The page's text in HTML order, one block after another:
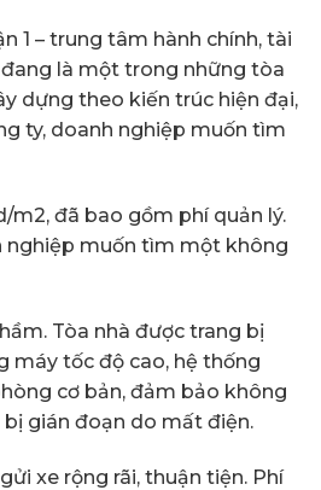
1 – trung tâm hành chính, tài
là một trong những tòa
dựng theo kiến trúc hiện đại,
ty, doanh nghiệp muốn tìm
m2, đã bao gồm phí quản lý.
nghiệp muốn tìm một không
Tòa nhà được trang bị
máy tốc độ cao, hệ thống
cơ bản, đảm bảo không
gián đoạn do mất điện.
xe rộng rãi, thuận tiện. Phí